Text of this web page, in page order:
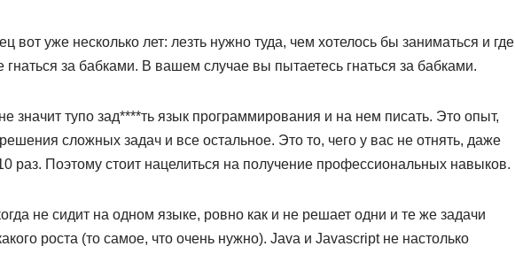
вот уже несколько лет: лезть нужно туда, чем хотелось бы заниматься и где
гнаться за бабками. В вашем случае вы пытаетесь гнаться за бабками.
значит тупо зад****ть язык программирования и на нем писать. Это опыт,
сложных задач и все остальное. Это то, чего у вас не отнять, даже
раз. Поэтому стоит нацелиться на получение профессиональных навыков.
не сидит на одном языке, ровно как и не решает одни и те же задачи
роста (то самое, что очень нужно). Java и Javascript не настолько